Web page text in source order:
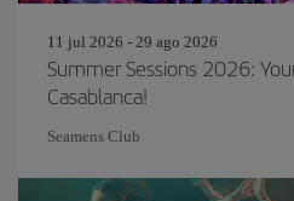
11 jul 2026 - 29 ago 2026
Summer Sessions 2026:
Casablanca!
Seamens Club